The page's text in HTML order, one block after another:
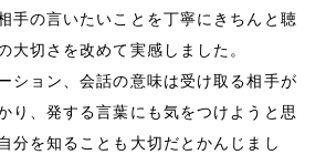
手の言いたいことを丁寧にきちんと聴
大切さを改めて実感しました。
ション、会話の意味は受け取る相手が
り、発する言葉にも気をつけようと思
分を知ることも大切だとかんじまし